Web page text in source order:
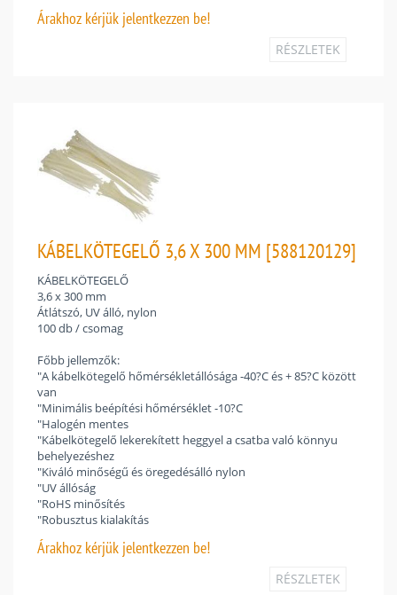
Árakhoz kérjük jelentkezzen be!
RÉSZLETEK
KÁBELKÖTEGELŐ 3,6 X 300 MM [588120129]
KÁBELKÖTEGELŐ
3,6 x 300 mm
Átlátszó, UV álló, nylon
100 db / csomag
Főbb jellemzők:
"A kábelkötegelő hőmérsékletállósága -40?C és + 85?C között
van
"Minimális beépítési hőmérséklet -10?C
"Halogén mentes
"Kábelkötegelő lekerekített heggyel a csatba való könnyu
behelyezéshez
"Kiváló minőségű és öregedésálló nylon
"UV állóság
"RoHS minősítés
"Robusztus kialakítás
Árakhoz kérjük jelentkezzen be!
RÉSZLETEK